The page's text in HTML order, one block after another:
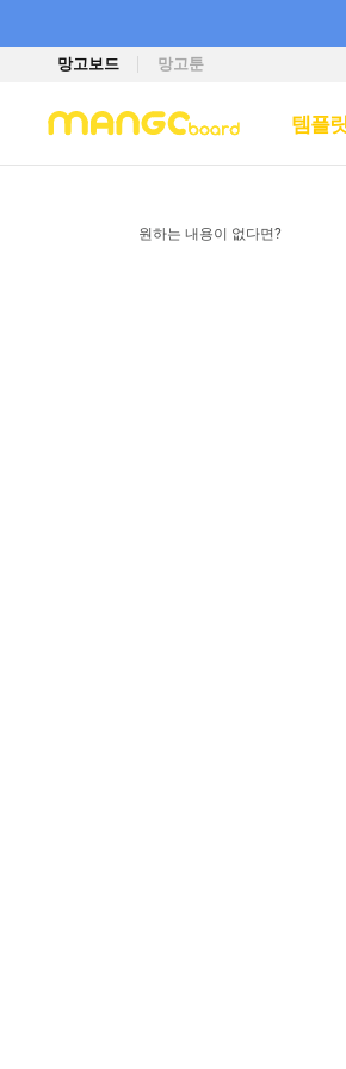
망고보드 망고툰
템플릿
원하는 내용이 없다면?